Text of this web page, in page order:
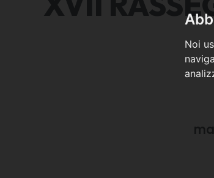
Noi